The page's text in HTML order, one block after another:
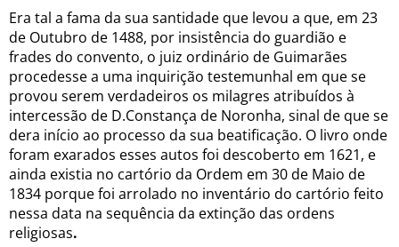
Era tal a fama da sua santidade que levou a que, em 23
de Outubro de 1488, por insistência do guardião e
frades do convento, o juiz ordinário de Guimarães
procedesse a uma inquirição testemunhal em que se
provou serem verdadeiros os milagres atribuídos à
intercessão de D.Constança de Noronha, sinal de que se
dera início ao processo da sua beatificação. O livro onde
foram exarados esses autos foi descoberto em 1621, e
ainda existia no cartório da Ordem em 30 de Maio de
1834 porque foi arrolado no inventário do cartório feito
nessa data na sequência da extinção das ordens
religiosas.